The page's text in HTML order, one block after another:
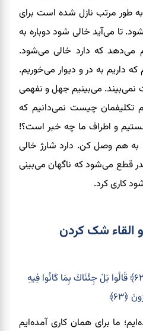
طور مرتب نازل شده است برای
تا می‌آید خالی شود دوباره به
می‌دهد که دارد خالی می‌شود.
داریم به در و دیوار می‌خوریم.‌
می‌بینیم جهل و نفهمی
تکلیفمان چیست نمی‌دانیم که
و اطراف ما چه خبر است؟!
به هم وصل کن. دارد شارژ خالی
قطع می‌شود که ناگهان می‌بینی
کاری کرد.
القاء شک کردن
قَالَ إِنَّكُمْ قَوْمٌ مُنْكَرُونَ ﴿۶۲﴾ قَالُوا بَلْ جِئْنَاكَ بِمَا كَانُوا فِيهِ
﴿۶۳﴾
ما برای همان کاری آمده‌ایم